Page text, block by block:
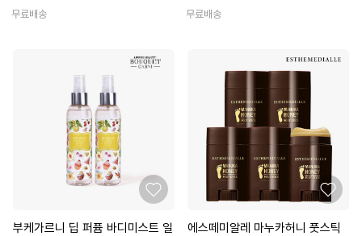
무료배송
무료배송
부케가르니 딥 퍼퓸 바디미스트 일
에스떼미알레 마누카허니 풋스틱